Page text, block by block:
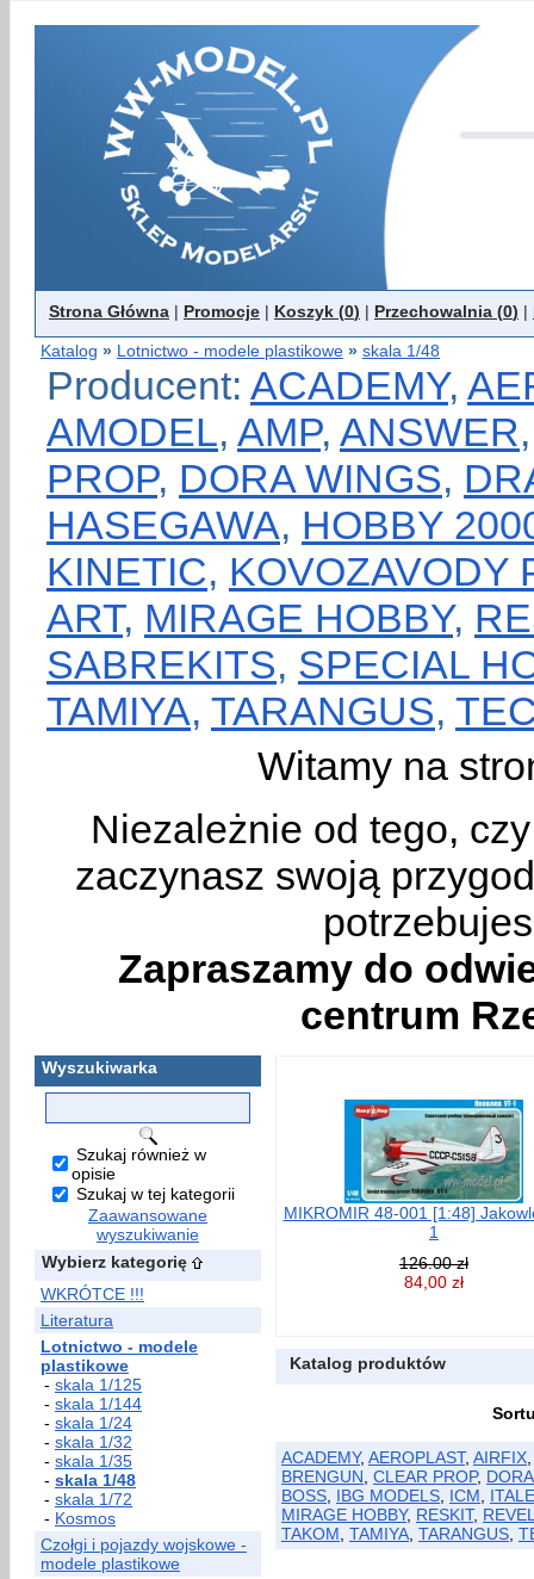
Strona Główna | Promocje | Koszyk (0) | Przechowalnia (0) |
Katalog » Lotnictwo - modele plastikowe » skala 1/48
Producent: ACADEMY,
AMODEL, AMP, ANSWER
PROP, DORA WINGS,
HASEGAWA, HOBBY
KINETIC, KOVOZAVODY
ART, MIRAGE HOBBY,
SABREKITS, SPECIAL
TAMIYA, TARANGUS,
Witamy na
Niezależnie od tego,
zaczynasz swoją
Zapraszamy do
centrum
Wyszukiwarka
Szukaj również w
opisie
Szukaj w tej kategorii
Zaawansowane
wyszukiwanie
Wybierz kategorię
WKRÓTCE !!!
Literatura
Lotnictwo - modele
plastikowe
- skala 1/125
- skala 1/144
- skala 1/24
- skala 1/32
- skala 1/35
- skala 1/48
- skala 1/72
- Kosmos
Czołgi i pojazdy wojskowe -
modele plastikowe
MIKROMIR 48-001 [1:48]
1
126.00 zł
84,00 zł
Katalog produktów
ACADEMY, AEROPLAST, AIRFIX
BRENGUN CLEAR PROP,
BOSS IBG MODELS ICM
MIRAGE HOBBY, RESKIT,
TAKOM TAMIYA TARANGUS